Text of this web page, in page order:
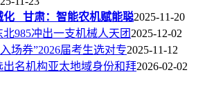
化 甘肃：智能农机赋能聪2025-11-20
985冲出一支机械人天团2025-12-02
场券”2026届考生选对专2025-11-12
出名机构亚太地域身份和拜2026-02-02